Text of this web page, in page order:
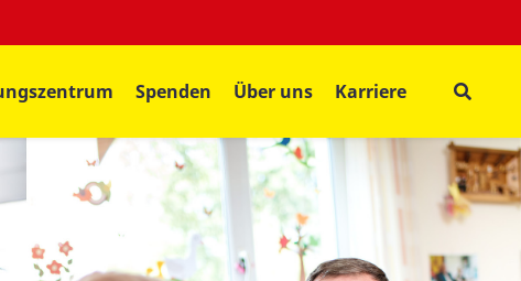
Spenden Über uns Karriere